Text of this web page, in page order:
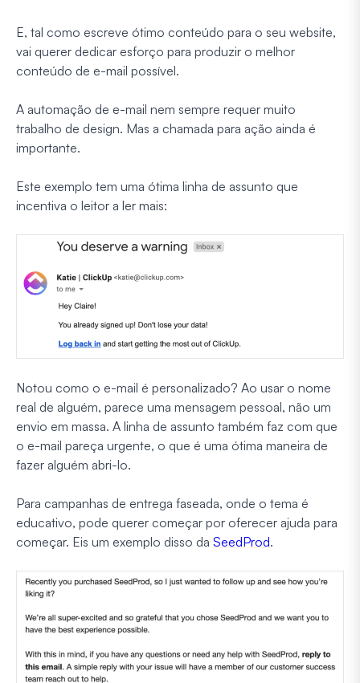
E, tal como escreve ótimo conteúdo para o seu website,
vai querer dedicar esforço para produzir o melhor
conteúdo de e-mail possível.
A automação de e-mail nem sempre requer muito
trabalho de design. Mas a chamada para ação ainda é
importante.
Este exemplo tem uma ótima linha de assunto que
incentiva o leitor a ler mais:
Notou como o e-mail é personalizado? Ao usar o nome
real de alguém, parece uma mensagem pessoal, não um
envio em massa. A linha de assunto também faz com que
o e-mail pareça urgente, o que é uma ótima maneira de
fazer alguém abri-lo.
Para campanhas de entrega faseada, onde o tema é
educativo, pode querer começar por oferecer ajuda para
começar. Eis um exemplo disso da SeedProd.